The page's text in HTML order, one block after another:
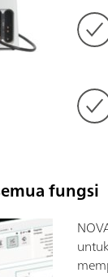
fungsi